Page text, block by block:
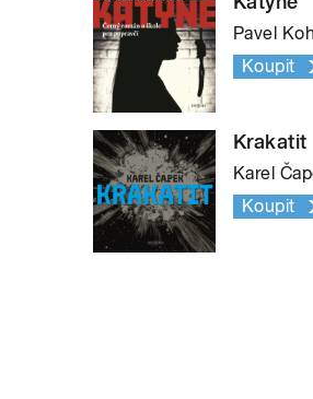
Pavel
Koupit
Krakatit
Karel
Koupit